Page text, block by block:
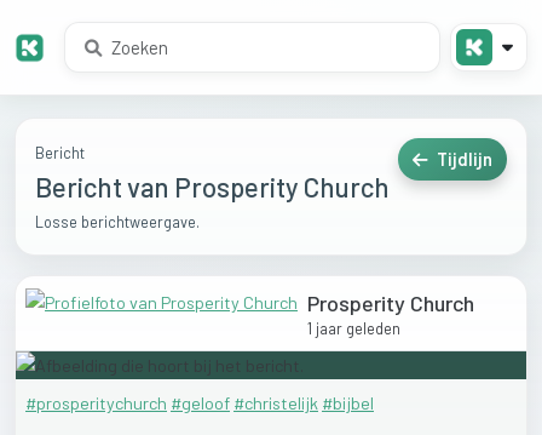
Bericht
Bericht van Prosperity Church
Losse berichtweergave.
Tijdlijn
Prosperity Church
1 jaar geleden
#prosperitychurch #geloof #christelijk #bijbel